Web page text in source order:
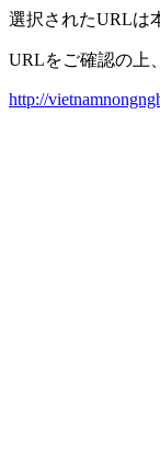
選択されたURLは
URLをご確認の上
http://